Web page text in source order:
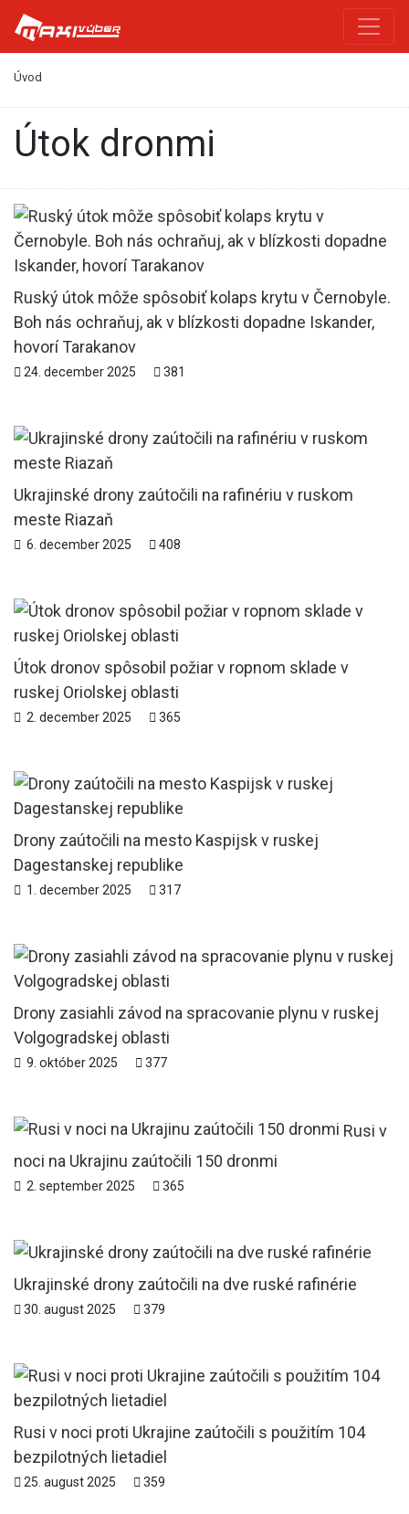
Úvod
útok dronmi
Ruský útok môže spôsobiť kolaps krytu v Černobyle.
Boh nás ochraňuj, ak v blízkosti dopadne Iskander,
hovorí Tarakanov
24. december 2025 381
Ukrajinské drony zaútočili na rafinériu v ruskom
meste Riazaň
6. december 2025 408
Útok dronov spôsobil požiar v ropnom sklade v
ruskej Oriolskej oblasti
2. december 2025 365
Drony zaútočili na mesto Kaspijsk v ruskej
Dagestanskej republike
1. december 2025 317
Drony zasiahli závod na spracovanie plynu v ruskej
Volgogradskej oblasti
9. október 2025 377
Rusi v
noci na Ukrajinu zaútočili 150 dronmi
2. september 2025 365
Ukrajinské drony zaútočili na dve ruské rafinérie
30. august 2025 379
Rusi v noci proti Ukrajine zaútočili s použitím 104
bezpilotných lietadiel
25. august 2025 359